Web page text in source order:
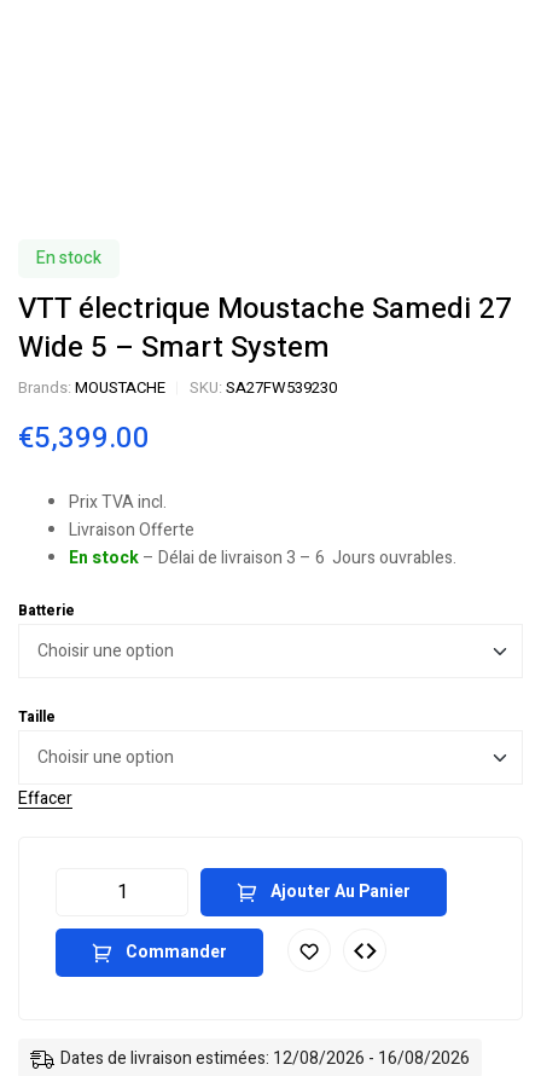
En stock
VTT électrique Moustache Samedi 27
Wide 5 – Smart System
Brands: MOUSTACHE SKU: SA27FW539230
€5,399.00
Prix TVA incl.
Livraison Offerte
En stock– Délai de livraison 3 – 6 Jours ouvrables.
Batterie
Taille
Effacer
Ajouter Au Panier
Commander
Dates de livraison estimées: 12/08/2026 - 16/08/2026